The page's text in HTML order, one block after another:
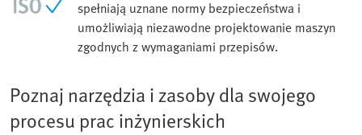
spełniają uznane normy bezpieczeństwa i
umożliwiają niezawodne projektowanie maszyn
zgodnych z wymaganiami przepisów.
Poznaj narzędzia i zasoby dla swojego
procesu prac inżynierskich